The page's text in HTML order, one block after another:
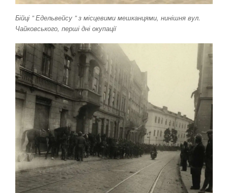
Бійці ” Едельвейсу ” з місцевими мешканцями, нинішня вул.
Чайковського, перші дні окупації